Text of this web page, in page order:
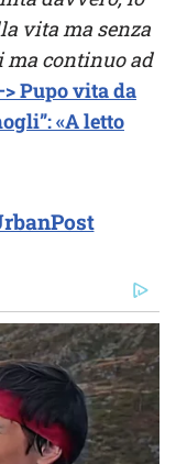
vita ma senza
ma continuo ad
Pupo vita da
«A letto